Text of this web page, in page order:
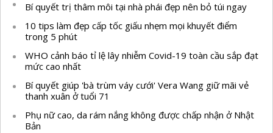
Bí quyết trị thâm môi tại nhà phái đẹp nên bỏ túi ngay
10 tips làm đẹp cấp tốc giấu nhẹm mọi khuyết điểm
trong 5 phút
WHO cảnh báo tỉ lệ lây nhiễm Covid-19 toàn cầu sắp đạt
mức cao nhất
Bí quyết giúp 'bà trùm váy cưới' Vera Wang giữ mãi vẻ
thanh xuân ở tuổi 71
Phụ nữ cao, da rám nắng không được chấp nhận ở Nhật
Bản